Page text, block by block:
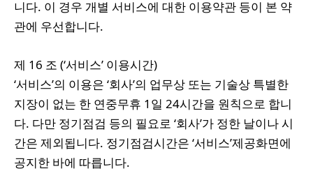
니다. 이 경우 개별 서비스에 대한 이용약관 등이 본 약
관에 우선합니다.
제 16 조 (‘서비스’ 이용시간)
‘서비스’의 이용은 ‘회사’의 업무상 또는 기술상 특별한
지장이 없는 한 연중무휴 1일 24시간을 원칙으로 합니
다. 다만 정기점검 등의 필요로 ‘회사’가 정한 날이나 시
간은 제외됩니다. 정기점검시간은 ‘서비스’제공화면에
공지한 바에 따릅니다.